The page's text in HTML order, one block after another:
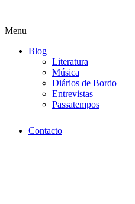
Menu
Blog
Literatura
Música
Diários de Bordo
Entrevistas
Passatempos
Contacto